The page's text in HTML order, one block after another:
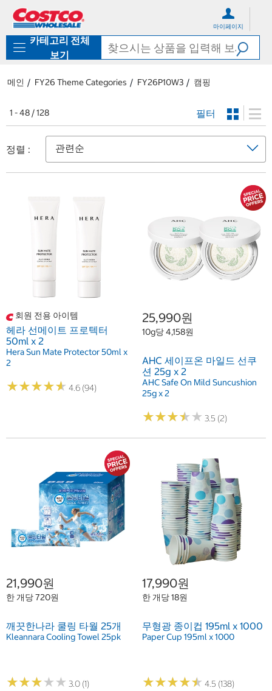
로
기
가
마이페이지
카테고리 전체
보기
메인 FY26 Theme Categories FY26P10W3 캠핑
1 - 48 / 128 필터
정렬 :
회원 전용 아이템
헤라 선메이트 프로텍터
50ml x 2
Hera Sun Mate Protector 50ml x
2
★★★★★
★★★★★ 4.6 (94)
25,990원
10g당 4,158원
AHC 세이프온 마일드 선쿠
션 25g x 2
AHC Safe On Mild Suncushion
25g x 2
★★★★★
★★★★★ 3.5 (2)
21,990원
한 개당 720원
깨끗한나라 쿨링 타월 25개
Kleannara Cooling Towel 25pk
★★★★★
★★★★★ 3.0 (1)
17,990원
한 개당 18원
무형광 종이컵 195ml x 1000
Paper Cup 195ml x 1000
★★★★★
★★★★★ 4.5 (138)